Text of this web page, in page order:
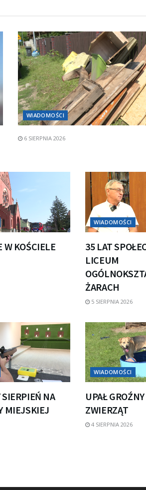
WIADOMOŚCI
6 SIERPNIA 2026
W KOŚCIELE
WIADOMOŚCI
35 LAT
LICEUM
ŻARACH
5 SIERPNIA 2026
SIERPIEŃ NA
MIEJSKIEJ
WIADOMOŚCI
UPAŁ
ZWIERZĄT
4 SIERPNIA 2026